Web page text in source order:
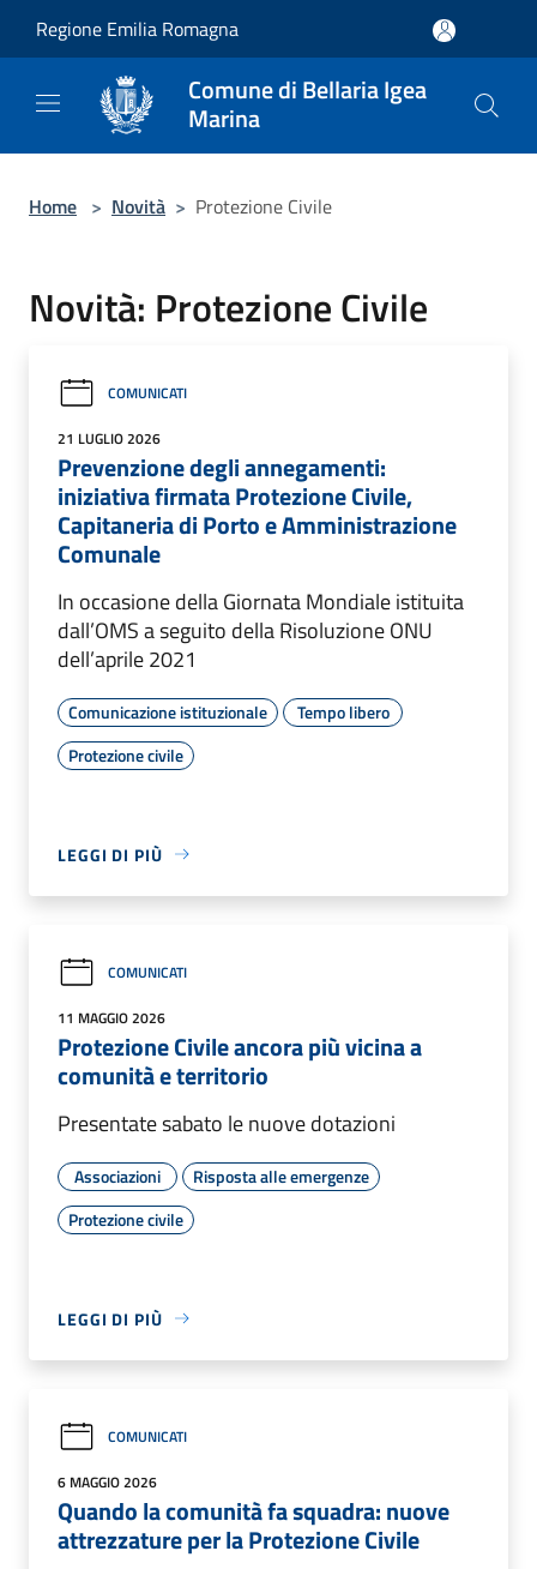
Regione Emilia Romagna
Comune di Bellaria Igea
Marina
Home > Novità > Protezione Civile
Novità: Protezione Civile
COMUNICATI
21 LUGLIO 2026
Prevenzione degli annegamenti:
iniziativa firmata Protezione Civile,
Capitaneria di Porto e Amministrazione
Comunale
In occasione della Giornata Mondiale istituita
dall’OMS a seguito della Risoluzione ONU
dell’aprile 2021
Comunicazione istituzionale
Tempo libero
Protezione civile
LEGGI DI PIÙ
COMUNICATI
11 MAGGIO 2026
Protezione Civile ancora più vicina a
comunità e territorio
Presentate sabato le nuove dotazioni
Associazioni
Risposta alle emergenze
Protezione civile
LEGGI DI PIÙ
COMUNICATI
6 MAGGIO 2026
Quando la comunità fa squadra: nuove
attrezzature per la Protezione Civile